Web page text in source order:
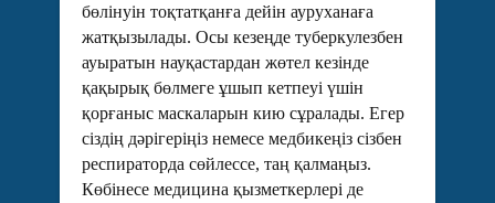
бөлінуін тоқтатқанға дейін ауруханаға
жатқызылады. Осы кезеңде туберкулезбен
ауыратын науқастардан жөтел кезінде
қақырық бөлмеге ұшып кетпеуі үшін
қорғаныс маскаларын кию сұралады. Егер
сіздің дәрігеріңіз немесе медбикеңіз сізбен
респираторда сөйлессе, таң қалмаңыз.
Көбінесе медицина қызметкерлері де